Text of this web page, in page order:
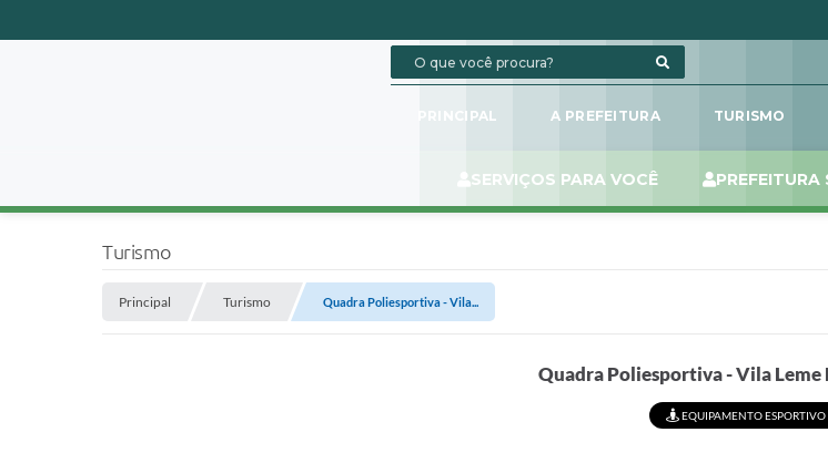
PRINCIPAL A PREFEITURA TURISMO
SERVIÇOS PARA VOCÊ PREFEITURA
Turismo
Principal Turismo Quadra Poliesportiva - Vila...
Quadra Poliesportiva - Vila Leme
EQUIPAMENTO ESPORTIVO